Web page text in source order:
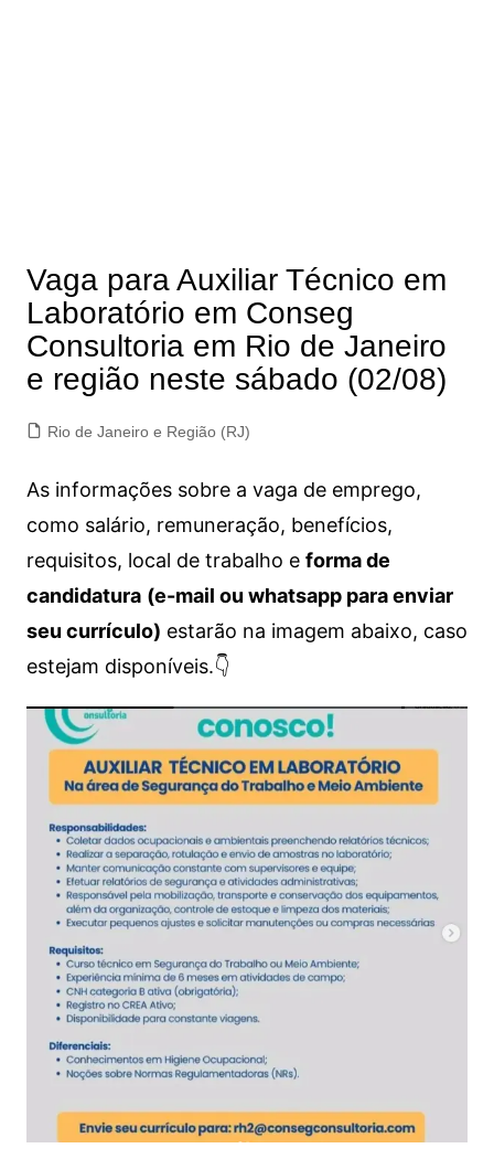
Vaga para Auxiliar Técnico em
Laboratório em Conseg
Consultoria em Rio de Janeiro
e região neste sábado (02/08)
Rio de Janeiro e Região (RJ)
As informações sobre a vaga de emprego,
como salário, remuneração, benefícios,
requisitos, local de trabalho e forma de
candidatura (e-mail ou whatsapp para enviar
seu currículo) estarão na imagem abaixo, caso
estejam disponíveis.👇